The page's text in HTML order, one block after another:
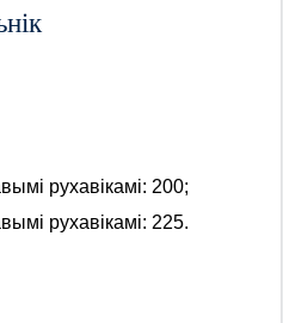
рухавікамі: 200;
рухавікамі: 225.